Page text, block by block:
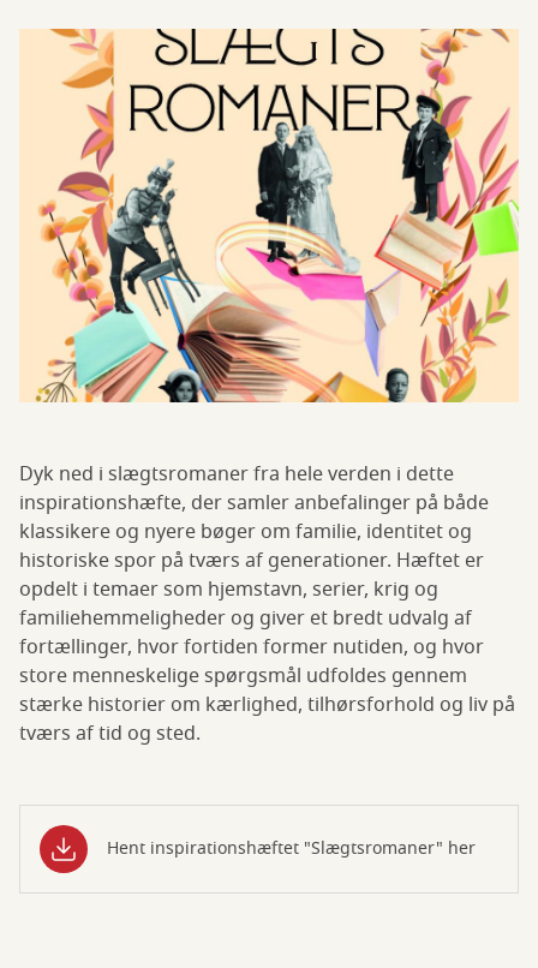
Dyk ned i slægtsromaner fra hele verden i dette
inspirationshæfte, der samler anbefalinger på både
klassikere og nyere bøger om familie, identitet og
historiske spor på tværs af generationer. Hæftet er
opdelt i temaer som hjemstavn, serier, krig og
familiehemmeligheder og giver et bredt udvalg af
fortællinger, hvor fortiden former nutiden, og hvor
store menneskelige spørgsmål udfoldes gennem
stærke historier om kærlighed, tilhørsforhold og liv på
tværs af tid og sted.
Hent inspirationshæftet "Slægtsromaner" her